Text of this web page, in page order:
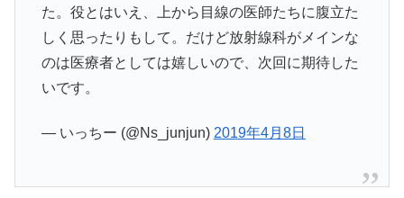
た。役とはいえ、上から目線の医師たちに腹立た
しく思ったりもして。だけど放射線科がメインな
のは医療者としては嬉しいので、次回に期待した
いです。
— いっちー (@Ns_junjun) 2019年4月8日